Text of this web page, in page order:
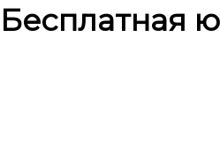
Бесплатная